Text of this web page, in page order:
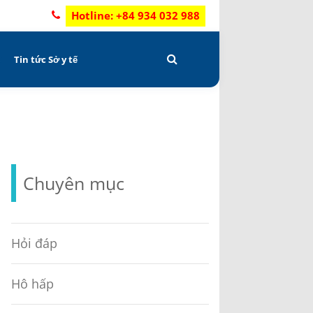
Hotline: +84 934 032 988
Tin tức Sở y tế
Chuyên mục
Hỏi đáp
Hô hấp